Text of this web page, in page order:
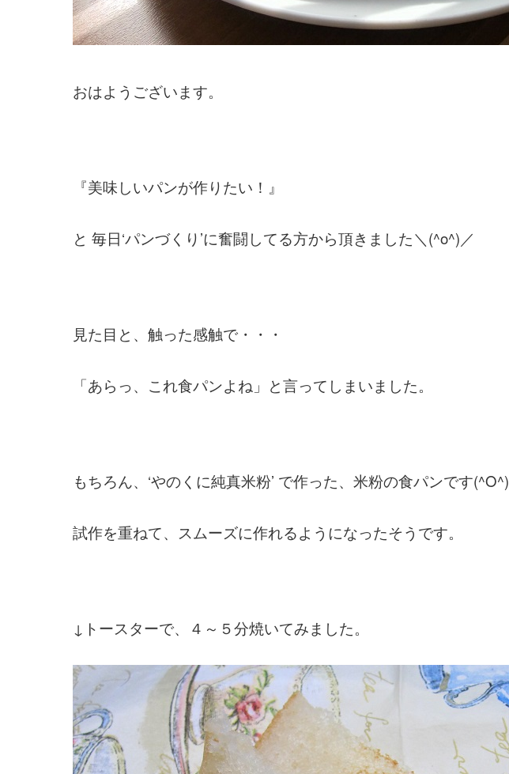
おはようございます。
『美味しいパンが作りたい！』
と 毎日‘パンづくり’に奮闘してる方から頂きました＼(^o^)／
見た目と、 触った感触で・・・
「あらっ、これ食パンよね」と言ってしまいました。
もちろん、‘やのくに純真米粉’ で作った、米粉の食パンです(^O^)
試作を重ねて、スムーズに作れるようになったそうです。
↓トースターで、４～５分焼いてみました。